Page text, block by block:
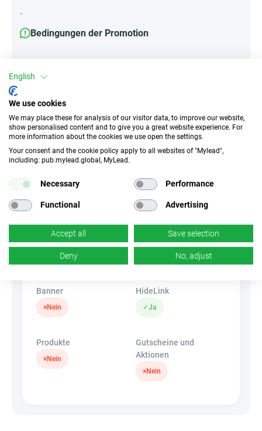
-
Bedingungen der Promotion
Attribute
||Geräte||
Mobile Geräte
Tablet
Traffic-Typ
Incentivierter Traffic
EPC
Banner
×Nein
HideLink
✓Ja
Produkte
×Nein
Gutscheine und
Aktionen
×Nein
English
We use cookies
We may place these for analysis of our visitor data, to improve our website,
show personalised content and to give you a great website experience. For
more information about the cookies we use open the settings.
Your consent and the cookie policy apply to all websites of "Mylead",
including: pub.mylead.global, MyLead.
Necessary Performance
Functional Advertising
Accept all Save selection
Deny No, adjust